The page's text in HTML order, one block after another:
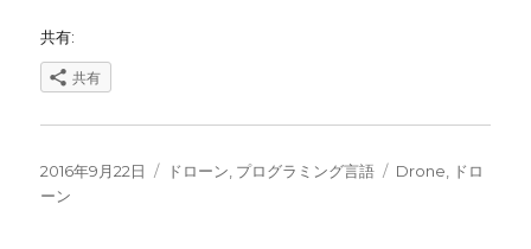
共有:
共有
投
稿
2016年9月22日
カ
ドローン, プログラミング言語
タ
Drone, ドロ
ーン